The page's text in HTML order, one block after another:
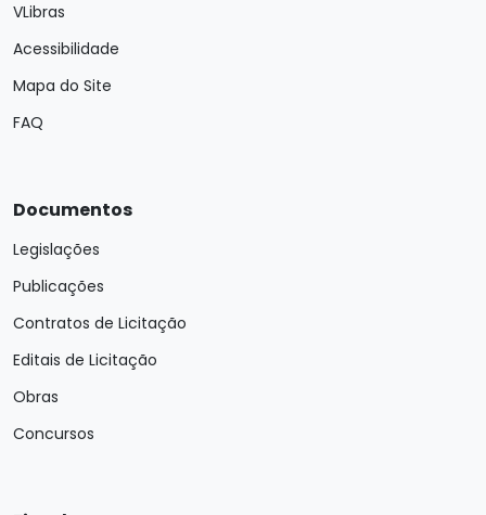
VLibras
Acessibilidade
Mapa do Site
FAQ
Documentos
Legislações
Publicações
Contratos de Licitação
Editais de Licitação
Obras
Concursos